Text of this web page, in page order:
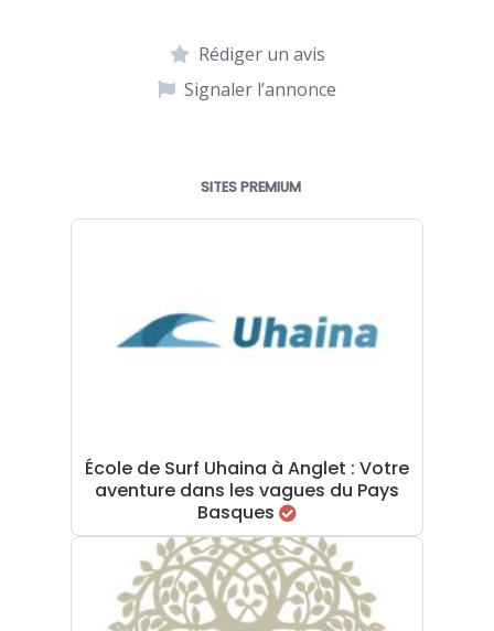
Rédiger un avis
Signaler l’annonce
SITES PREMIUM
École de Surf Uhaina à Anglet : Votre
aventure dans les vagues du Pays
Basques